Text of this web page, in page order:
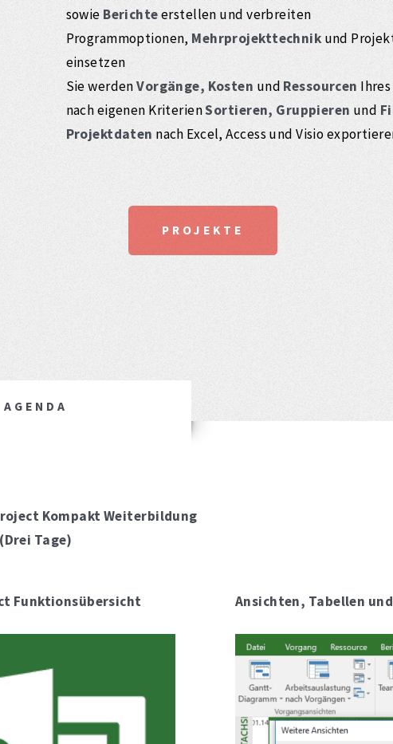
sowie Berichteerstellen und verbreiten
Programmoptionen, Mehrprojekttechnikund
einsetzen
Sie werdenVorgänge, Kosten und Ressourcen
nach eigenen KriterienSortieren, Gruppieren und
Projektdaten nach Excel, Access und Visio
PROJEKTE
AGENDA
Kompakt Weiterbildung
(Drei Tage)
Funktionsübersicht Ansichten, Tabellen